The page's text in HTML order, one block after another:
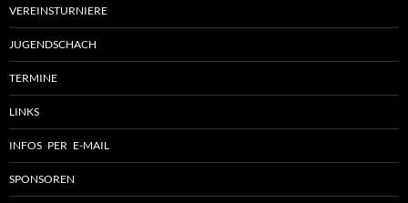
VEREINSTURNIERE
JUGENDSCHACH
TERMINE
LINKS
INFOS PER E-MAIL
SPONSOREN